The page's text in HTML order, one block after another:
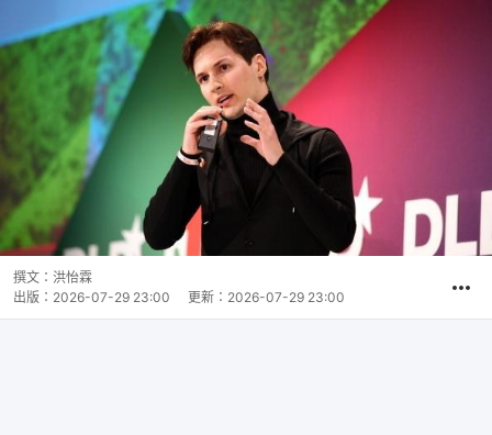
撰文： 洪怡霖
出版： 2026-07-29 23:00 更新： 2026-07-29 23:00